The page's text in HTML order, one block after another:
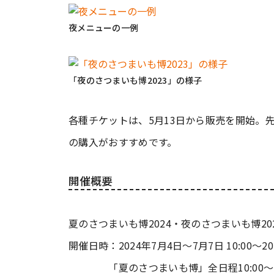
夜メニューの一例
「夜のさつまいも博2023」の様子
各種チケットは、5月13日から販売を開始。
の購入がおすすめです。
開催概要
夏のさつまいも博2024・夜のさつまいも博
開催日時：2024年7月4日～7月7日 10:00
「夏のさつまいも博」全日程10:00～